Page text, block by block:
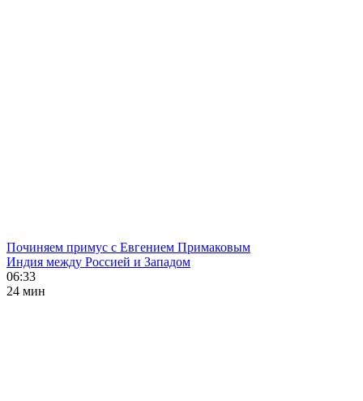
Починяем примус с Евгением Примаковым
Индия между Россией и Западом
06:33
24 мин